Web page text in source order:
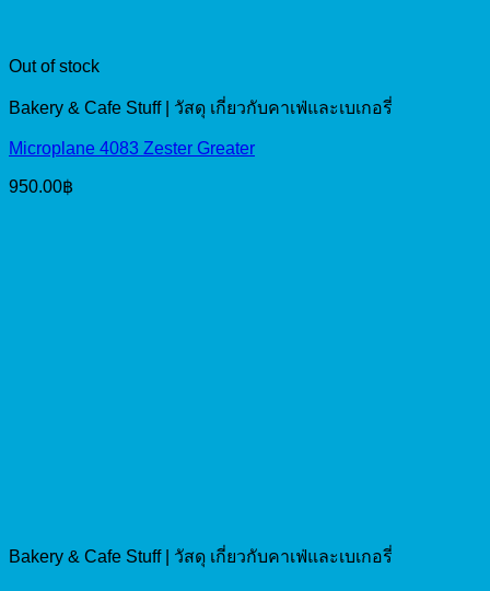
Out of stock
Bakery & Cafe Stuff | วัสดุ เกี่ยวกับคาเฟ่และเบเกอรี่
Microplane 4083 Zester Greater
950.00฿
Bakery & Cafe Stuff | วัสดุ เกี่ยวกับคาเฟ่และเบเกอรี่